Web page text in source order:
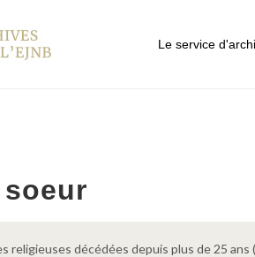
Le service
religieuses décédées depuis plus de 25